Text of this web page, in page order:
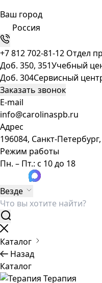
Ваш город
Россия
+7 812 702-81-12 Отдел
Доб. 350, 351Учебный
Доб. 304Сервисный
Заказать звонок
E-mail
info@carolinaspb.ru
Адрес
196084, Санкт-
Режим работы
Пн. – Пт.: с 10 до 18
Везде
Каталог
Назад
Каталог
Терапия